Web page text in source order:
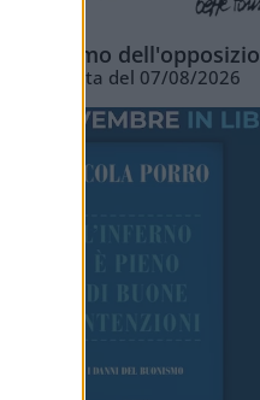
L'ottimismo
Vignetta del 07/08/2026